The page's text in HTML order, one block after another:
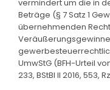
vermindert um die in
Beträge (§ 7 Satz 1
übernehmenden
UmwStG (BFH-Urteil
233, BStBl II 2016, 553,